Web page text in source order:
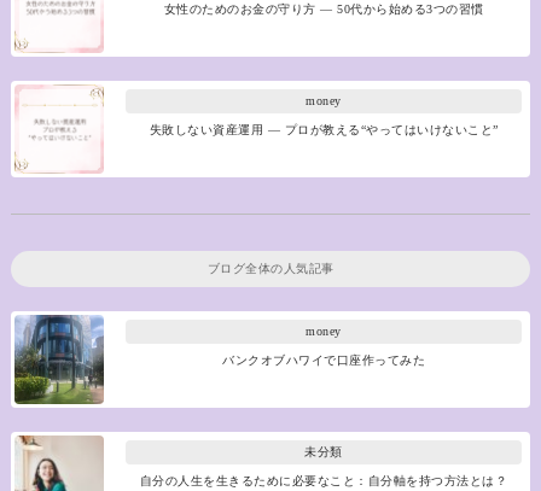
女性のためのお金の守り方 ― 50代から始める3つの習慣
money
失敗しない資産運用 ― プロが教える“やってはいけないこと”
ブログ全体の人気記事
money
バンクオブハワイで口座作ってみた
未分類
自分の人生を生きるために必要なこと：自分軸を持つ方法とは？